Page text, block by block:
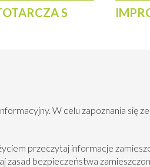
niekorzystnej mikroflory. Może
ramach prawidłowej agrotechniki.
rolnej.
S
W celu zapoznania się
przeczytaj informacje
bezpieczeństwa